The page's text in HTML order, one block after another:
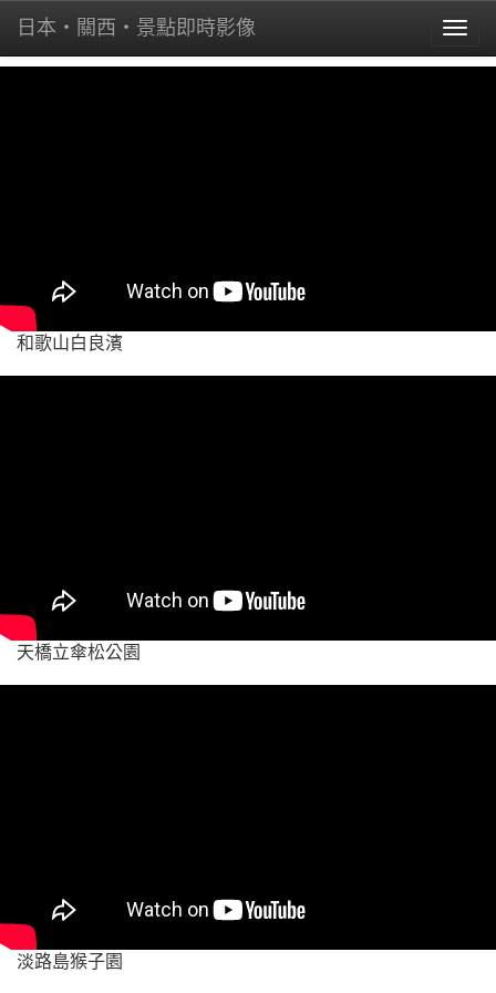
Toggle
日本・關西・景點即時影像
和歌山白良濱
天橋立傘松公園
淡路島猴子園